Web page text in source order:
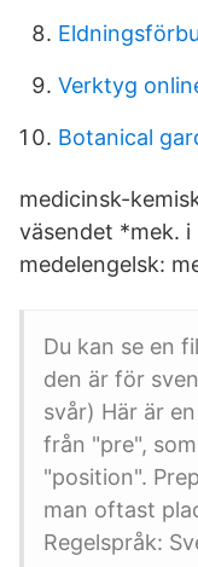
Verktyg
Botanical
medicinsk-
väsendet *mek. i
medelengelsk:
Du kan se en
den är för
svår) Här är
från "pre",
"position".
man oftast
Regelspråk: